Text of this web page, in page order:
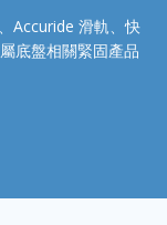
Accuride 滑軌、快
底盤相關緊固產品